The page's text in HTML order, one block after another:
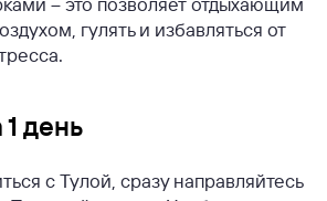
гулять и избавляться от
день
с Тулой, сразу направляйтесь